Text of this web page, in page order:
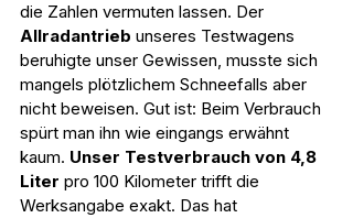
die Zahlen vermuten lassen. Der
Allradantrieb unseres Testwagens
beruhigte unser Gewissen, musste sich
mangels plötzlichem Schneefalls aber
nicht beweisen. Gut ist: Beim Verbrauch
spürt man ihn wie eingangs erwähnt
kaum. Unser Testverbrauch von 4,8
Liter pro 100 Kilometer trifft die
Werksangabe exakt. Das hat